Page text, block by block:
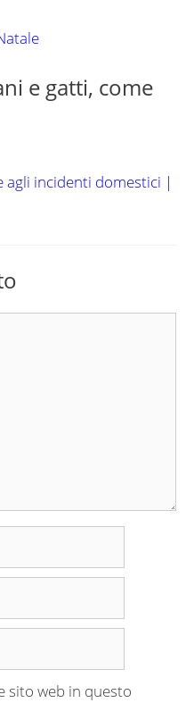
e gatti, come
agli incidenti domestici |
sito web in questo